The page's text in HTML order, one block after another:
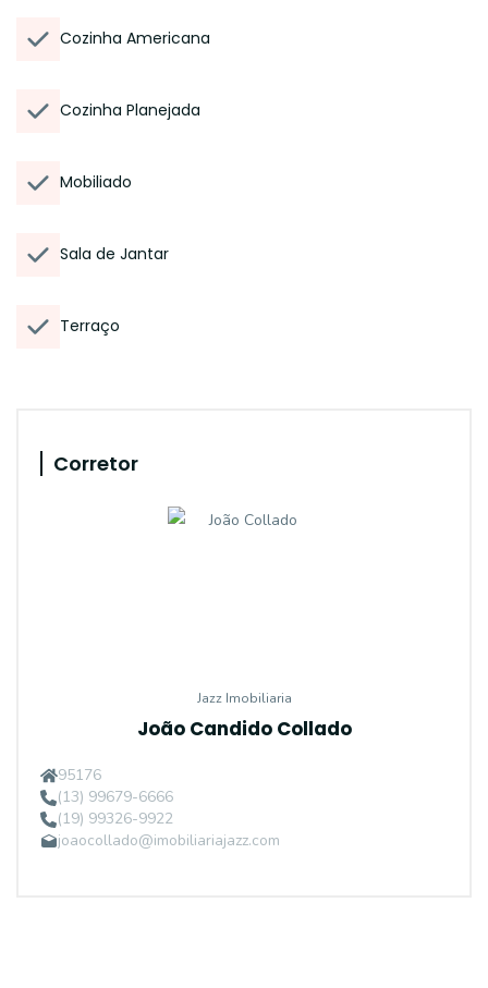
Cozinha Americana
Cozinha Planejada
Mobiliado
Sala de Jantar
Terraço
Corretor
Jazz Imobiliaria
João Candido Collado
95176
(13) 99679-6666
(19) 99326-9922
joaocollado@imobiliariajazz.com